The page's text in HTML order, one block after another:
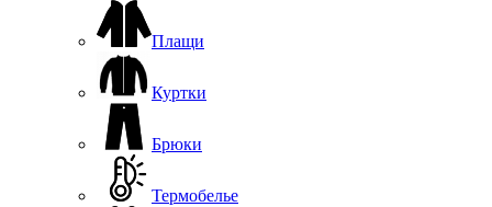
Плащи
Куртки
Брюки
Термобелье